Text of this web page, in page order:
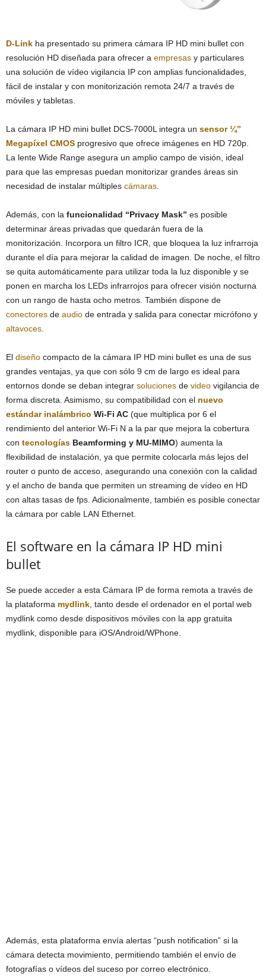
D-Link ha presentado su primera cámara IP HD mini bullet con
resolución HD diseñada para ofrecer a empresas y particulares
una solución de vídeo vigilancia IP con amplias funcionalidades,
fácil de instalar y con monitorización remota 24/7 a través de
móviles y tabletas.
La cámara IP HD mini bullet DCS-7000L integra un sensor ¼”
Megapíxel CMOS progresivo que ofrece imágenes en HD 720p.
La lente Wide Range asegura un amplio campo de visión, ideal
para que las empresas puedan monitorizar grandes áreas sin
necesidad de instalar múltiples cámaras
Además, con la funcionalidad “Privacy Mask” es posible
determinar áreas privadas que quedarán fuera de la
monitorización. Incorpora un filtro ICR, que bloquea la luz infrarroja
durante el día para mejorar la calidad de imagen. De noche, el filtro
se quita automáticamente para utilizar toda la luz disponible y se
ponen en marcha los LEDs infrarrojos para ofrecer visión nocturna
con un rango de hasta ocho metros. También dispone de
conectores de audio de entrada y salida para conectar micrófono y
altavoces
El diseño compacto de la cámara IP HD mini bullet es una de sus
grandes ventajas, ya que con sólo 9 cm de largo es ideal para
entornos donde se deban integrar soluciones de video vigilancia de
forma discreta. Asimismo, su compatibilidad con el nuevo
estándar inalámbrico Wi-Fi AC (que multiplica por 6 el
rendimiento del anterior Wi-Fi N a la par que mejora la cobertura
con tecnologías Beamforming y MU-MIMO) aumenta la
flexibilidad de instalación, ya que permite colocarla más lejos del
router o punto de acceso, asegurando una conexión con la calidad
y el ancho de banda que permiten un streaming de vídeo en HD
con altas tasas de fps. Adicionalmente, también es posible conectar
la cámara por cable LAN Ethernet.
El software en la cámara IP HD mini
bullet
Se puede acceder a esta Cámara IP de forma remota a través de
la plataforma mydlink , tanto desde el ordenador en el portal web
mydlink como desde dispositivos móviles con la app gratuita
mydlink, disponible para iOS/Android/WPhone.
Además, esta plataforma envía alertas “push notification” si la
cámara detecta movimiento, permitiendo también el envío de
fotografías o vídeos del suceso por correo electrónico.